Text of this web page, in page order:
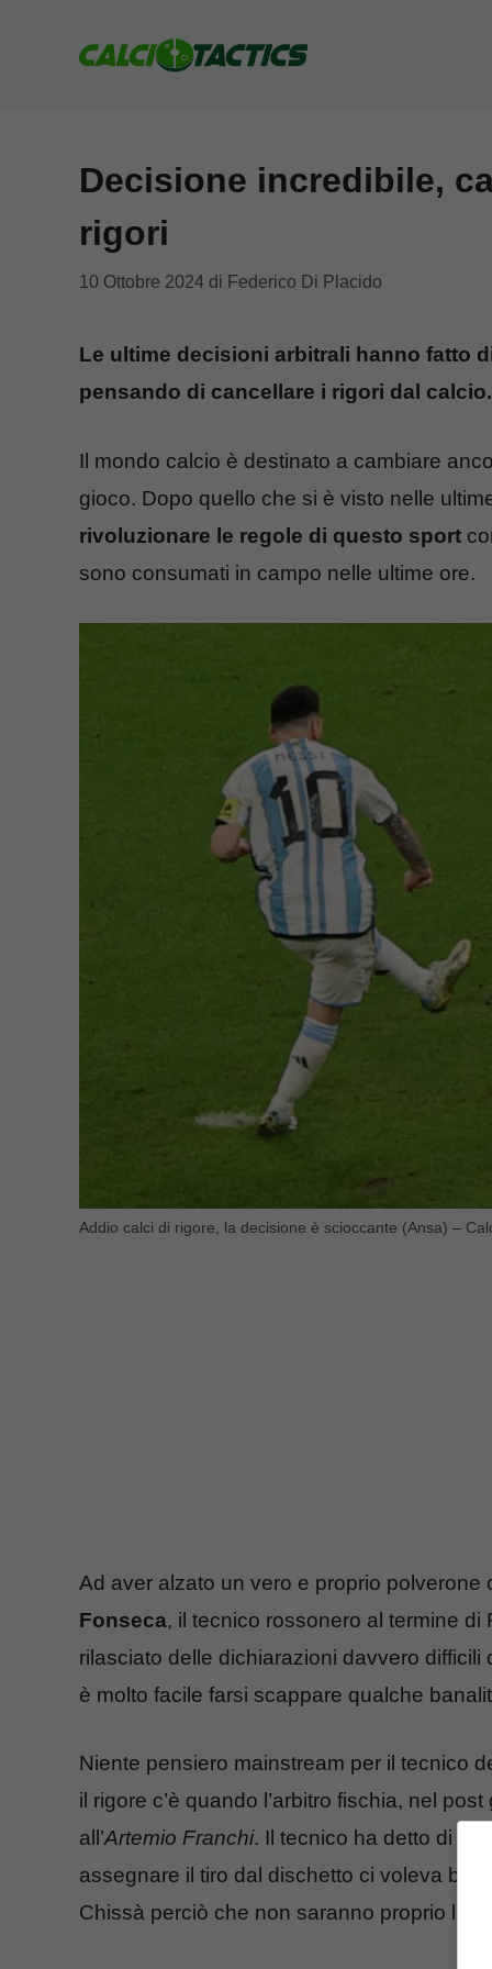
Decisione incredibile,
rigori
10 Ottobre 2024 di Federico Di Placido
Le ultime decisioni arbitrali hanno fatto
pensando di cancellare i rigori dal calcio.
Il mondo calcio è destinato a cambiare
gioco. Dopo quello che si è visto nelle
rivoluzionare le regole di questo sport
sono consumati in campo nelle ultime ore.
Addio calci di rigore, la decisione è scioccante (Ansa) –
Ad aver alzato un vero e proprio polverone
Fonseca, il tecnico rossonero al termine
rilasciato delle dichiarazioni davvero
è molto facile farsi scappare qualche
Niente pensiero mainstream per il tecnico
il rigore c’è quando l’arbitro fischia, nel
all’Artemio Franchi. Il tecnico ha detto di
assegnare il tiro dal dischetto ci voleva
Chissà perciò che non saranno proprio le